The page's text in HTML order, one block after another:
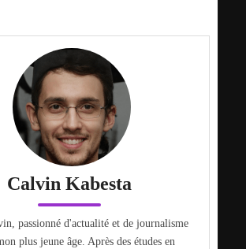
Calvin Kabesta
passionné d'actualité et de journalisme
plus jeune âge. Après des études en